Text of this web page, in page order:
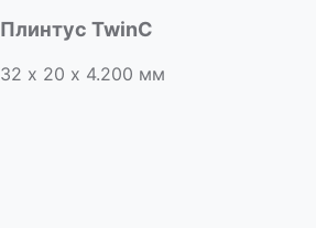
Плинтус TwinC
32 х 20 х 4.200 мм